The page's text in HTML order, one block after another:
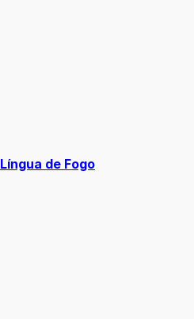
Língua de Fogo